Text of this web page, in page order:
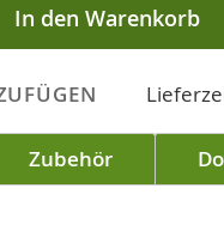
In den Warenkorb
Zubehör